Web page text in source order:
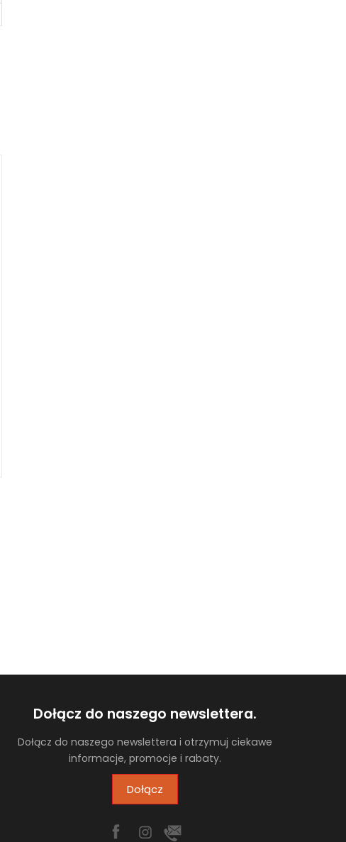
Dołącz do naszego newslettera.
Dołącz do naszego newslettera i otrzymuj ciekawe
informacje, promocje i rabaty.
Dołącz